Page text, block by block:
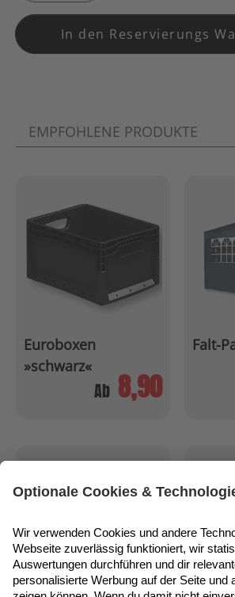
In den Reservierungs
EMPFOHLENE PRODUKTE
Euroboxen
»schwarz«
Ab 8,90
Falt-